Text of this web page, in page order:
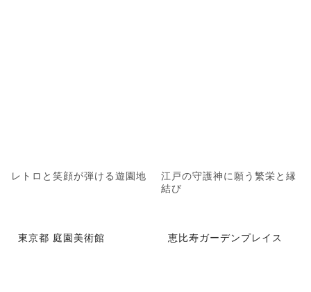
レトロと笑顔が弾ける遊園地
江戸の守護神に願う繁栄と縁
結び
東京都 庭園美術館 恵比寿ガーデンプレイス